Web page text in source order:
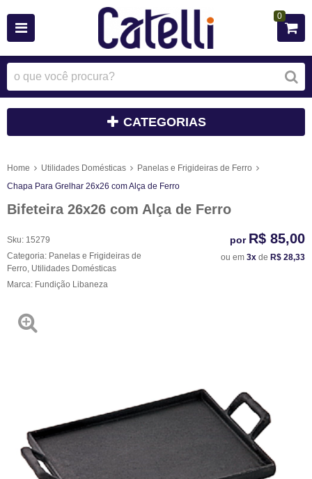
0
CATEGORIAS
Home Utilidades Domésticas
Panelas e Frigideiras de Ferro
Chapa Para Grelhar 26x26 com Alça de Ferro
Bifeteira 26x26 com Alça de Ferro
Sku: 15279
Categoria: Panelas e Frigideiras de
Ferro Utilidades Domésticas
Marca: Fundição Libaneza
por R$ 85,00
ou em 3x de R$ 28,33